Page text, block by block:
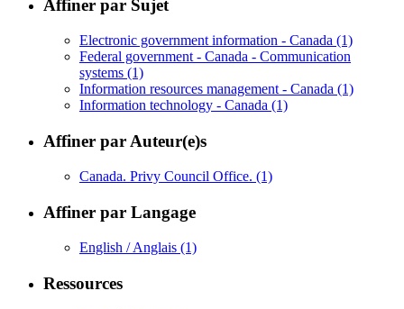
Affiner par Sujet
Electronic government information - Canada (1)
Federal government - Canada - Communication
systems (1)
Information resources management - Canada (1)
Information technology - Canada (1)
Affiner par Auteur(e)s
Canada. Privy Council Office. (1)
Affiner par Langage
English / Anglais (1)
Ressources